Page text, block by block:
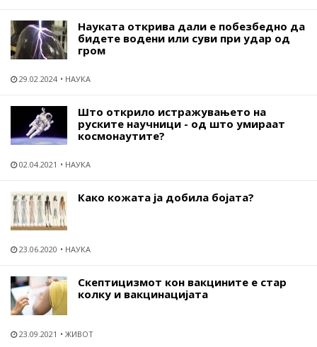
Науката открива дали е побезбедно да
бидете водени или суви при удар од
гром
29.02.2024 НАУКА
Што открило истражувањето на
руските научници - од што умираат
космонаутите?
02.04.2021 НАУКА
Како кожата ја добила бојата?
23.06.2020 НАУКА
Скептицизмот кон вакцините е стар
колку и вакцинацијата
23.09.2021 ЖИВОТ